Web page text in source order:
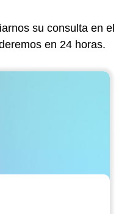
su consulta en el
en 24 horas.